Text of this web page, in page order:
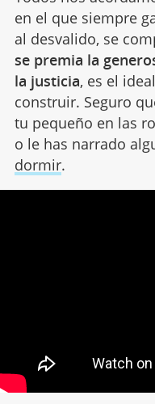
en el que siempre
al desvalido, se
se premia la
la justicia, es el
construir. Seguro
tu pequeño en las
o le has narrado
dormir.